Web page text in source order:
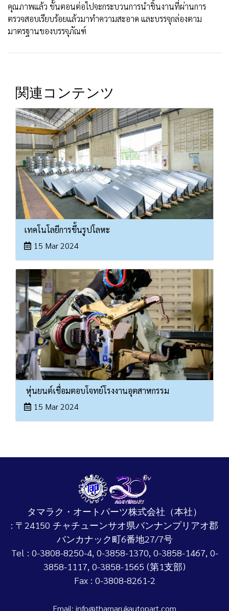
คุณภาพแล้ว ขั้นตอนต่อไปจะกระบวนการนำชิ้นงานที่ผ่านการ
ตรวจสอบเรียบร้อยแล้วมาทำความสะอาด และบรรจุกล่องตาม
มาตรฐานของบรรจุภัณฑ์
関連コンテンツ
เทคโนโลยีการขึ้นรูปโลหะ
15 Mar 2024
หุ่นยนต์เชื่อมตอบโจทย์โรงงานอุตสาหกรรม
15 Mar 2024
タマラク・オートパーツ株式会社（本社）
: 〒24150 チャチューンサオ県バンナンプリアオ郡
バンカナック町6番地27/7号
Tel : 0-3808-8250-4, 0-3858-1370, 0-3858-1467, 0-
3858-1117, 0-3858-1565 (第1支部)
Fax : 0-3808-8261-2
Email: info@thamarukautopart.com